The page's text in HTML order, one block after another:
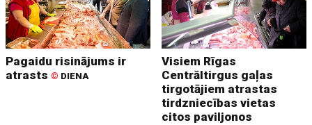
Pagaidu risinājums ir
atrasts © DIENA
Visiem Rīgas
Centrāltirgus gaļas
tirgotājiem atrastas
tirdzniecības vietas
citos paviljonos